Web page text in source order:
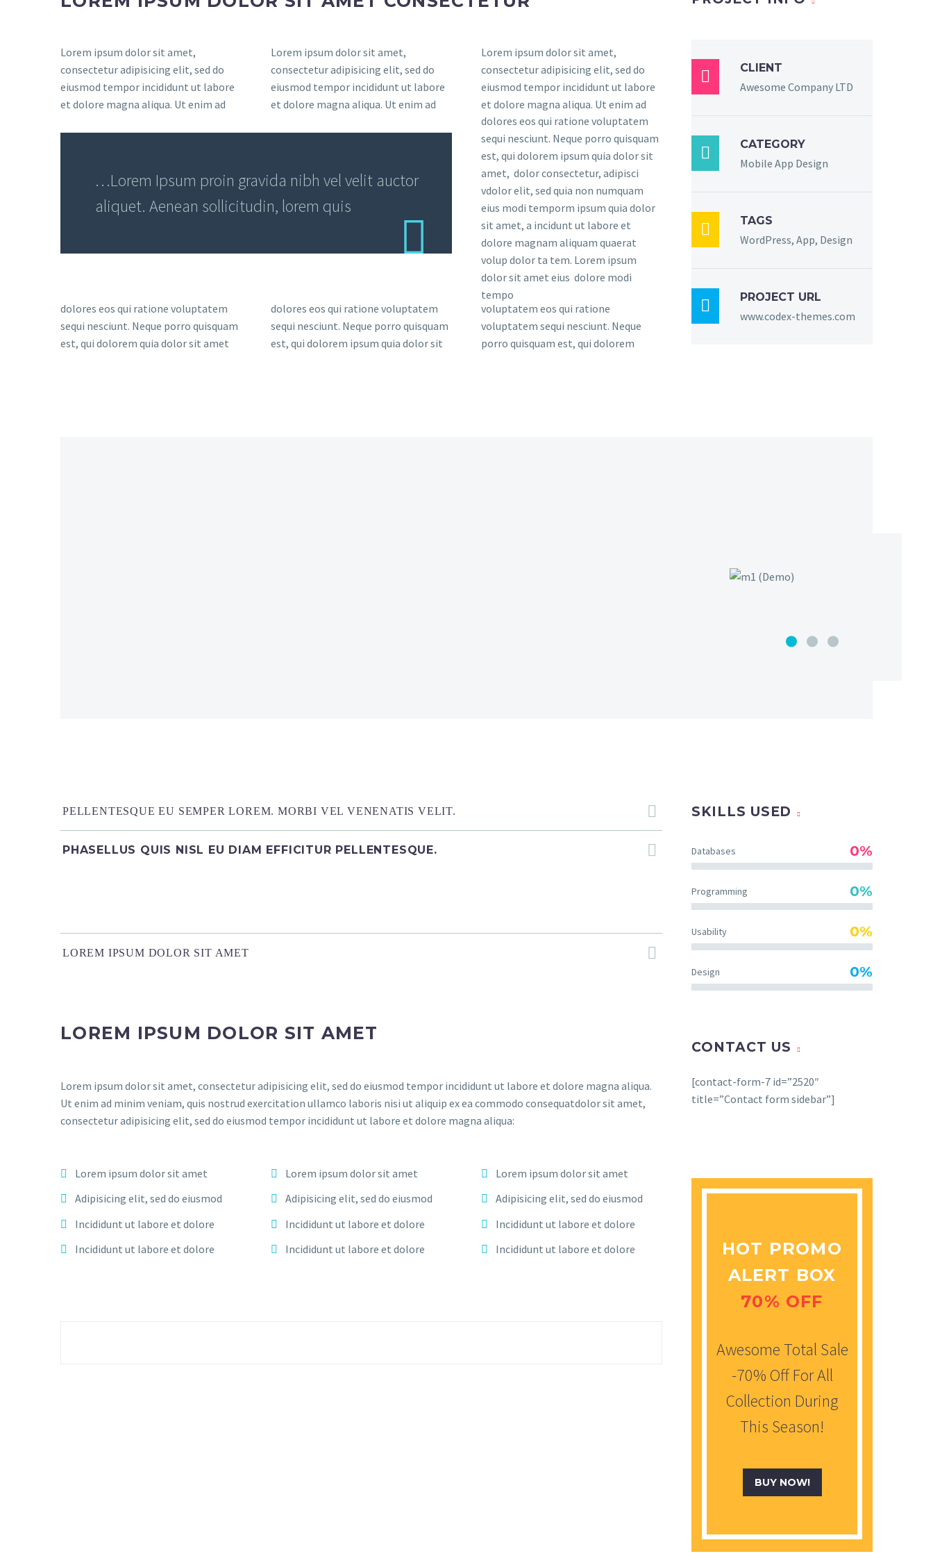
Lorem ipsum dolor sit amet,
consectetur adipisicing elit, sed do
eiusmod tempor incididunt ut labore
et dolore magna aliqua. Ut enim ad
Lorem ipsum dolor sit amet,
consectetur adipisicing elit, sed do
eiusmod tempor incididunt ut labore
et dolore magna aliqua. Ut enim ad
Lorem ipsum dolor sit amet,
consectetur adipisicing elit, sed do
eiusmod tempor incididunt ut labore
et dolore magna aliqua. Ut enim ad
…Lorem Ipsum proin gravida nibh vel velit auctor
aliquet. Aenean sollicitudin, lorem quis
dolores eos qui ratione voluptatem
sequi nesciunt. Neque porro quisquam
est, qui dolorem ipsum quia dolor sit
amet, dolor consectetur, adipisci
vdolor elit, sed quia non numquam
eius modi temporm ipsum quia dolor
sit amet, a incidunt ut labore et
dolore magnam aliquam quaerat
volup dolor ta tem. Lorem ipsum
dolor sit amet eius dolore modi
tempo
dolores eos qui ratione voluptatem
sequi nesciunt. Neque porro quisquam
est, qui dolorem quia dolor sit amet
dolores eos qui ratione voluptatem
sequi nesciunt. Neque porro quisquam
est, qui dolorem ipsum quia dolor sit
voluptatem eos qui ratione
voluptatem sequi nesciunt. Neque
porro quisquam est, qui dolorem
 CLIENT
Awesome Company LTD
 CATEGORY
Mobile App Design
 TAGS
WordPress, App, Design
 PROJECT URL
www.codex-themes.com
PELLENTESQUE EU SEMPER LOREM. MORBI VEL VENENATIS VELIT.
PHASELLUS QUIS NISL EU DIAM EFFICITUR PELLENTESQUE.
LOREM IPSUM DOLOR SIT AMET
LOREM IPSUM DOLOR SIT AMET
Lorem ipsum dolor sit amet, consectetur adipisicing elit, sed do eiusmod tempor incididunt ut labore et dolore magna aliqua.
Ut enim ad minim veniam, quis nostrud exercitation ullamco laboris nisi ut aliquip ex ea commodo consequatdolor sit amet,
consectetur adipisicing elit, sed do eiusmod tempor incididunt ut labore et dolore magna aliqua:
Lorem ipsum dolor sit amet
Adipisicing elit, sed do eiusmod
Incididunt ut labore et dolore
Incididunt ut labore et dolore
Lorem ipsum dolor sit amet
Adipisicing elit, sed do eiusmod
Incididunt ut labore et dolore
Incididunt ut labore et dolore
Lorem ipsum dolor sit amet
Adipisicing elit, sed do eiusmod
Incididunt ut labore et dolore
Incididunt ut labore et dolore
SKILLS USED
Databases 0%
Programming 0%
Usability 0%
Design 0%
CONTACT US
[contact-form-7 id=”2520″
title=”Contact form sidebar”]
HOT PROMO
ALERT BOX
70% OFF
Awesome Total Sale
-70% Off For All
Collection During
This Season!
BUY NOW!